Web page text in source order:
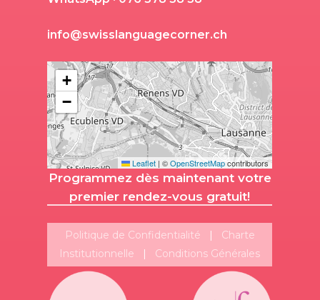
info@swisslanguagecorner.ch
+
−
Leaflet | ©OpenStreetMapcontributors
Programmez dès maintenant votre
premier rendez-vous gratuit!
Politique de Confidentialité
Charte
Institutionnelle
Conditions Générales